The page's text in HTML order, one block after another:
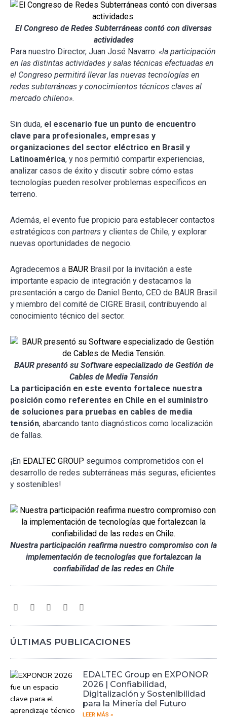
El Congreso de Redes Subterráneas contó con diversas
actividades
Para nuestro Director, Juan José Navarro: «la participación
en las distintas actividades y salas técnicas efectuadas en
el Congreso permitirá llevar las nuevas tecnologías en
redes subterráneas y conocimientos técnicos claves al
mercado chileno».
Sin duda, el escenario fue un punto de encuentro
clave para profesionales, empresas y
organizaciones del sector eléctrico en Brasil y
Latinoamérica, y nos permitió compartir experiencias,
analizar casos de éxito y discutir sobre cómo estas
tecnologías pueden resolver problemas específicos en
terreno.
Además, el evento fue propicio para establecer contactos
estratégicos con partners y clientes de Chile, y explorar
nuevas oportunidades de negocio.
Agradecemos a BAUR Brasil por la invitación a este
importante espacio de integración y destacamos la
presentación a cargo de Daniel Bento, CEO de BAUR Brasil
y miembro del comité de CIGRE Brasil, contribuyendo al
conocimiento técnico del sector.
BAUR presentó su Software especializado de Gestión de
Cables de Media Tensión
La participación en este evento fortalece nuestra
posición como referentes en Chile en el suministro
de soluciones para pruebas en cables de media
tensión, abarcando tanto diagnósticos como localización
de fallas.
¡En EDALTEC GROUP seguimos comprometidos con el
desarrollo de redes subterráneas más seguras, eficientes
y sostenibles!
Nuestra participación reafirma nuestro compromiso con la
implementación de tecnologías que fortalezcan la
confiabilidad de las redes en Chile
ÚLTIMAS PUBLICACIONES
EDALTEC Group en EXPONOR
2026 | Confiabilidad,
Digitalización y Sostenibilidad
para la Minería del Futuro
LEER MÁS »